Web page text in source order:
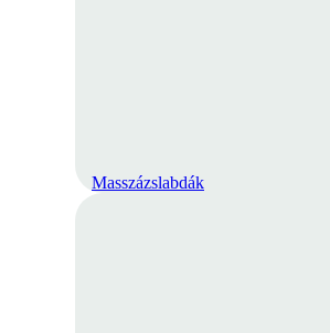
Masszázslabdák